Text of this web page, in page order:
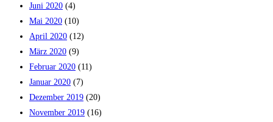
Juni 2020 (4)
Mai 2020 (10)
April 2020 (12)
März 2020 (9)
Februar 2020 (11)
Januar 2020 (7)
Dezember 2019 (20)
November 2019 (16)